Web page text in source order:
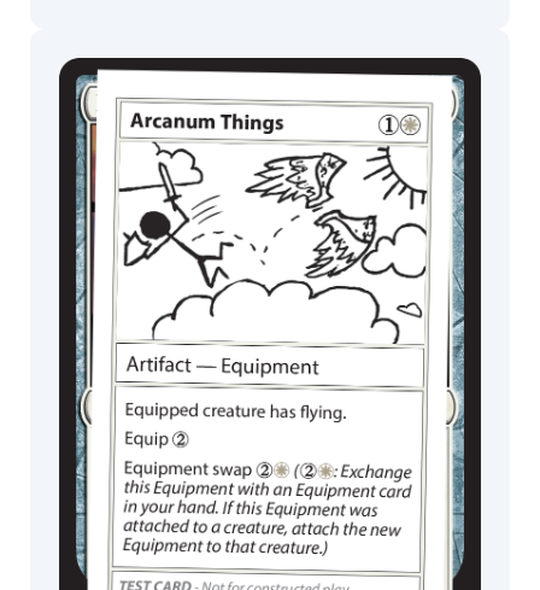
Pirata
Felino
Athlete
Gólem
Espíritu
Caballero
Kóbold
Vampiro
Aura
Maldición
Quest
Secret
Mission
Constructo
Trampa
MagicCon
Box